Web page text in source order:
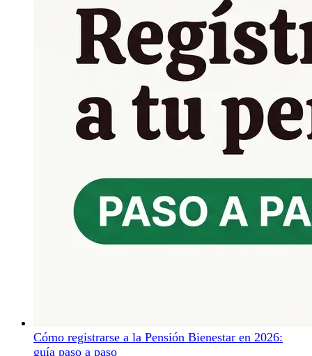
Cómo registrarse a la Pensión Bienestar en 2026:
guía paso a paso